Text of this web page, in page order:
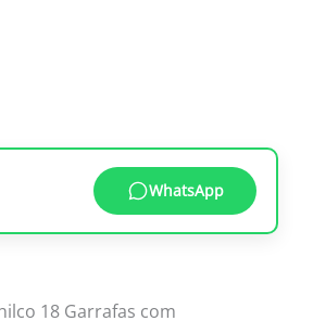
WhatsApp
18 Garrafas com